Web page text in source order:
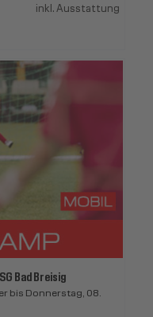
inkl. Ausstattung
Bad Breisig
bis Donnerstag, 08.